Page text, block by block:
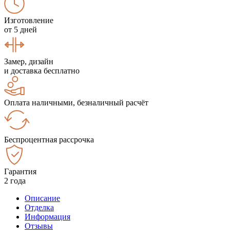
Изготовление
от 5 дней
Замер, дизайн
и доставка бесплатно
Оплата наличными, безналичный расчёт
Беспроцентная рассрочка
Гарантия
2 года
Описание
Отделка
Информация
Отзывы